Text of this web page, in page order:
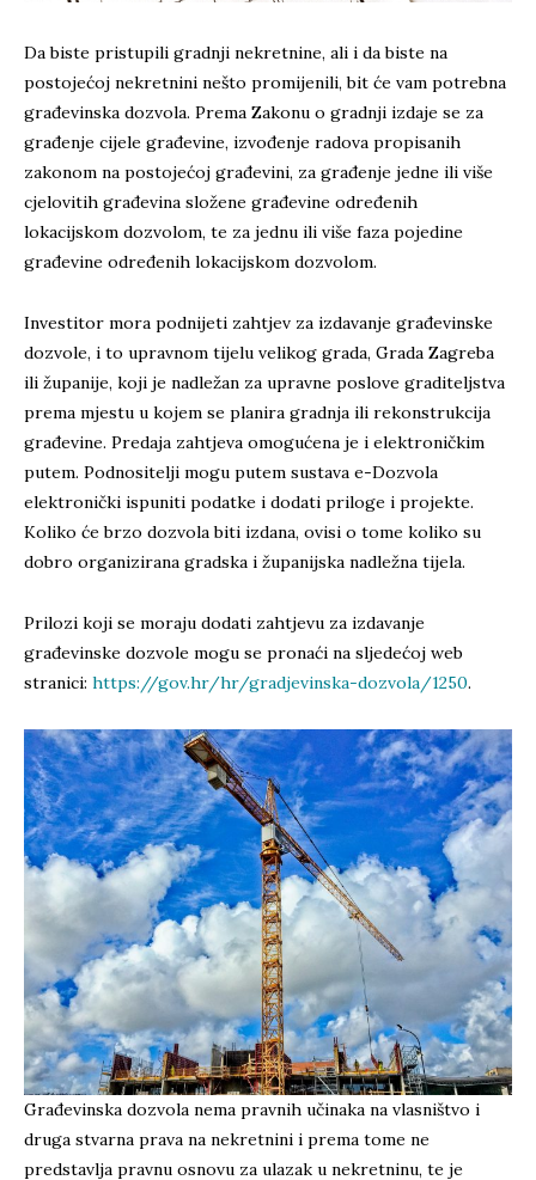
Da biste pristupili gradnji nekretnine, ali i da biste na
postojećoj nekretnini nešto promijenili, bit će vam potrebna
građevinska dozvola. Prema Zakonu o gradnji izdaje se za
građenje cijele građevine, izvođenje radova propisanih
zakonom na postojećoj građevini, za građenje jedne ili više
cjelovitih građevina složene građevine određenih
lokacijskom dozvolom, te za jednu ili više faza pojedine
građevine određenih lokacijskom dozvolom.
Investitor mora podnijeti zahtjev za izdavanje građevinske
dozvole, i to upravnom tijelu velikog grada, Grada Zagreba
ili županije, koji je nadležan za upravne poslove graditeljstva
prema mjestu u kojem se planira gradnja ili rekonstrukcija
građevine. Predaja zahtjeva omogućena je i elektroničkim
putem. Podnositelji mogu putem sustava e-Dozvola
elektronički ispuniti podatke i dodati priloge i projekte.
Koliko će brzo dozvola biti izdana, ovisi o tome koliko su
dobro organizirana gradska i županijska nadležna tijela.
Prilozi koji se moraju dodati zahtjevu za izdavanje
građevinske dozvole mogu se pronaći na sljedećoj web
stranici: https://gov.hr/hr/gradjevinska-dozvola/1250.
Građevinska dozvola nema pravnih učinaka na vlasništvo i
druga stvarna prava na nekretnini i prema tome ne
predstavlja pravnu osnovu za ulazak u nekretninu, te je